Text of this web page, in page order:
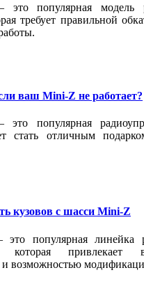
популярная модель
требует правильной
ваш Mini-Z не работает?
популярная
стать отличным
кузовов с шасси Mini-Z
популярная линейка
которая привлекает
и возможностью